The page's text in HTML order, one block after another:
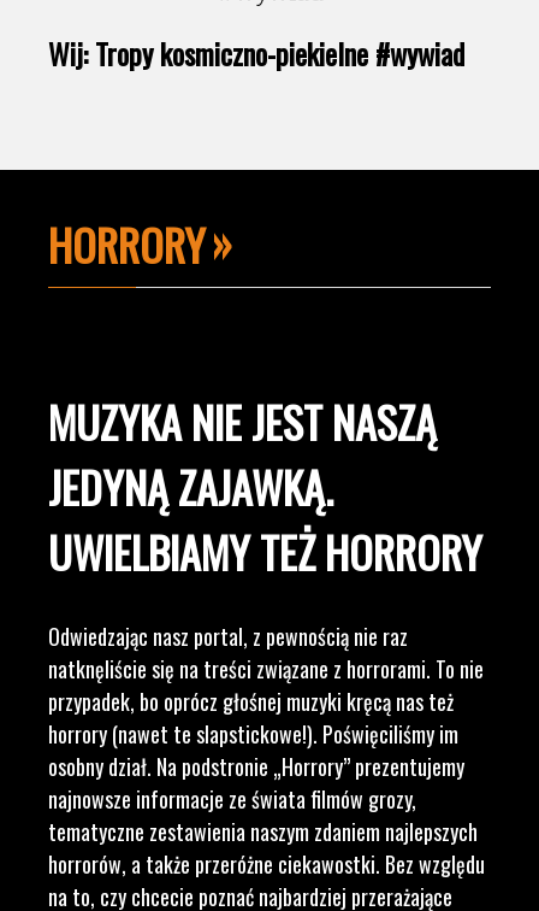
Wij: Tropy kosmiczno-piekielne #wywiad
HORRORY
MUZYKA NIE JEST NASZĄ
JEDYNĄ ZAJAWKĄ.
UWIELBIAMY TEŻ HORRORY
Odwiedzając nasz portal, z pewnością nie raz
natknęliście się na treści związane z horrorami. To nie
przypadek, bo oprócz głośnej muzyki kręcą nas też
horrory (nawet te slapstickowe!). Poświęciliśmy im
osobny dział. Na podstronie „Horrory” prezentujemy
najnowsze informacje ze świata filmów grozy,
tematyczne zestawienia naszym zdaniem najlepszych
horrorów, a także przeróżne ciekawostki. Bez względu
na to, czy chcecie poznać najbardziej przerażające